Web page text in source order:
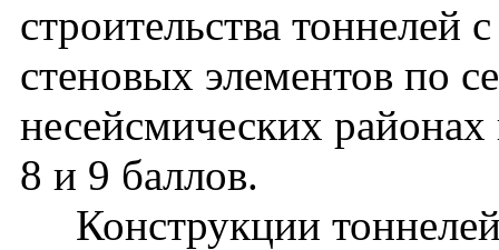
строительства
стеновых элементов по
несейсмических
8 и 9 баллов.
Конструкции тоннелей